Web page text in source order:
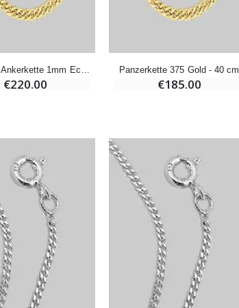
Heiliges Salböl
€130.00
€2.50
€5.00
Halskette Ankerkette 1mm Echt Gold - 45cm
€220.00
Panzerkette 375 Gold - 40 cm
€185.00